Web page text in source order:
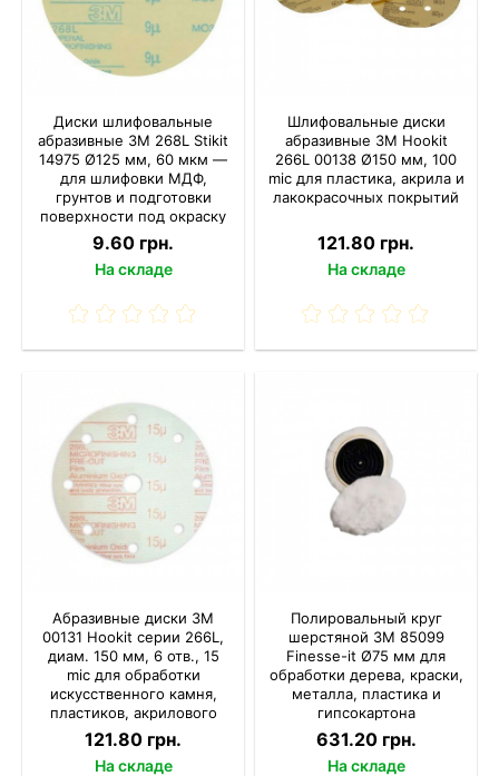
Диски шлифовальные
абразивные 3M 268L Stikit
14975 Ø125 мм, 60 мкм —
для шлифовки МДФ,
грунтов и подготовки
поверхности под окраску
9.60 грн.
На складе
Шлифовальные диски
абразивные 3M Hookit
266L 00138 Ø150 мм, 100
mic для пластика, акрила и
лакокрасочных покрытий
121.80 грн.
На складе
Абразивные диски 3M
00131 Hookit серии 266L,
диам. 150 мм, 6 отв., 15
mic для обработки
искусственного камня,
пластиков, акрилового
стекла и лакокрасочных
покрытий
121.80 грн.
На складе
Полировальный круг
шерстяной 3M 85099
Finesse-it Ø75 мм для
обработки дерева, краски,
металла, пластика и
гипсокартона
631.20 грн.
На складе